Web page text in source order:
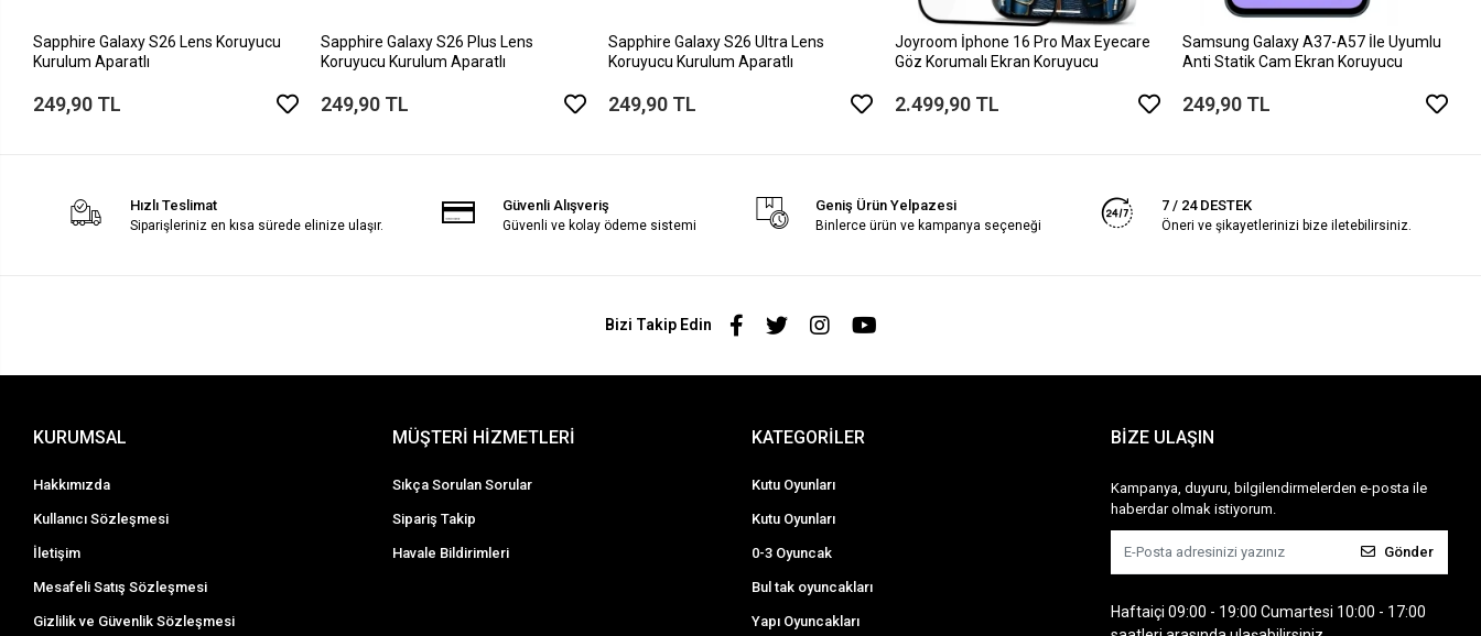
Sapphire Galaxy S26 Lens Koruyucu
Kurulum Aparatlı
249,90 TL
Sapphire Galaxy S26 Plus Lens
Koruyucu Kurulum Aparatlı
249,90 TL
Sapphire Galaxy S26 Ultra Lens
Koruyucu Kurulum Aparatlı
249,90 TL
Joyroom İphone 16 Pro Max Eyecare
Göz Korumalı Ekran Koruyucu
2.499,90 TL
Samsung Galaxy A37-A57 İle Uyumlu
Anti Statik Cam Ekran Koruyucu
249,90 TL
Hızlı Teslimat
Siparişleriniz en kısa sürede elinize ulaşır.
Güvenli Alışveriş
Güvenli ve kolay ödeme sistemi
Geniş Ürün Yelpazesi
Binlerce ürün ve kampanya seçeneği
7 / 24 DESTEK
Öneri ve şikayetlerinizi bize iletebilirsiniz.
Bizi Takip Edin
KURUMSAL
Hakkımızda
Kullanıcı Sözleşmesi
İletişim
Mesafeli Satış Sözleşmesi
Gizlilik ve Güvenlik Sözleşmesi
MÜŞTERİ HİZMETLERİ
Sıkça Sorulan Sorular
Sipariş Takip
Havale Bildirimleri
KATEGORİLER
Kutu Oyunları
Kutu Oyunları
0-3 Oyuncak
Bul tak oyuncakları
Yapı Oyuncakları
BİZE ULAŞIN
Kampanya, duyuru, bilgilendirmelerden e-posta ile
haberdar olmak istiyorum.
Gönder
Haftaiçi 09:00 - 19:00 Cumartesi 10:00 - 17:00